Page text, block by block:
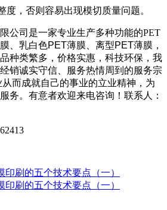
度，否则容易出现模切质量问题。
公司是一家专业生产多种功能的PET
、乳白色PET薄膜、离型PET薄膜，
种类繁多，价格实惠，科技环保，我
销诚实守信、服务热情周到的服务宗
而成就自己的事业的立业精神，为
务。有意者欢迎来电咨询！联系人：
印刷的五个技术要点（一）
印刷的五个技术要点（一）